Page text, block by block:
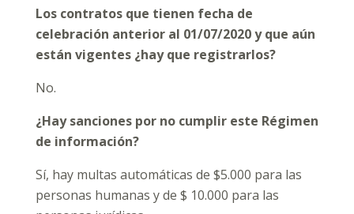
Los contratos que tienen fecha de
celebración anterior al 01/07/2020 y que aún
están vigentes ¿hay que registrarlos?
No.
¿Hay sanciones por no cumplir este Régimen
de información?
Sí, hay multas automáticas de $5.000 para las
personas humanas y de $ 10.000 para las